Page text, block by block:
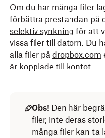
Om du har många filer
förbättra prestandan på
selektiv synkning för att
vissa filer till datorn. Du
alla filer på dropbox.com
är kopplade till kontot.
Obs! Den här
filer, inte deras
många filer kan ta